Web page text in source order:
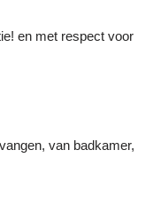
en met respect voor
van badkamer,